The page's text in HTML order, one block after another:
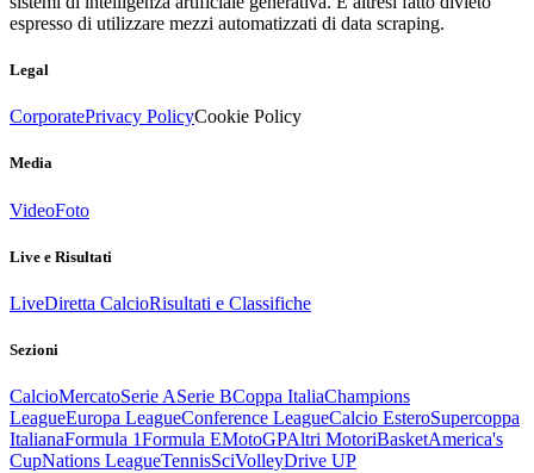
espresso di utilizzare mezzi automatizzati di data scraping.
Legal
CorporatePrivacy PolicyCookie Policy
Media
VideoFoto
Live e Risultati
LiveDiretta CalcioRisultati e Classifiche
Sezioni
CalcioMercatoSerie ASerie BCoppa ItaliaChampions
LeagueEuropa LeagueConference LeagueCalcio EsteroSupercoppa
ItalianaFormula 1Formula EMotoGPAltri MotoriBasketAmerica's
CupNations LeagueTennisSciVolleyDrive UP